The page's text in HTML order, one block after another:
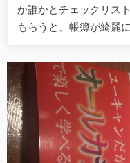
か誰かとチェックリス
もらうと、帳簿が綺麗